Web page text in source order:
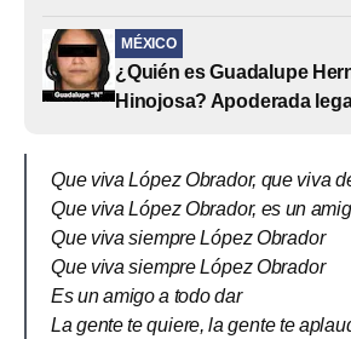
MÉXICO
¿Quién es Guadalupe
Hinojosa? Apoderada
Que viva López Obrador, que viva
Que viva López Obrador, es un
Que viva siempre López Obrador
Que viva siempre López Obrador
Es un amigo a todo dar
La gente te quiere, la gente te